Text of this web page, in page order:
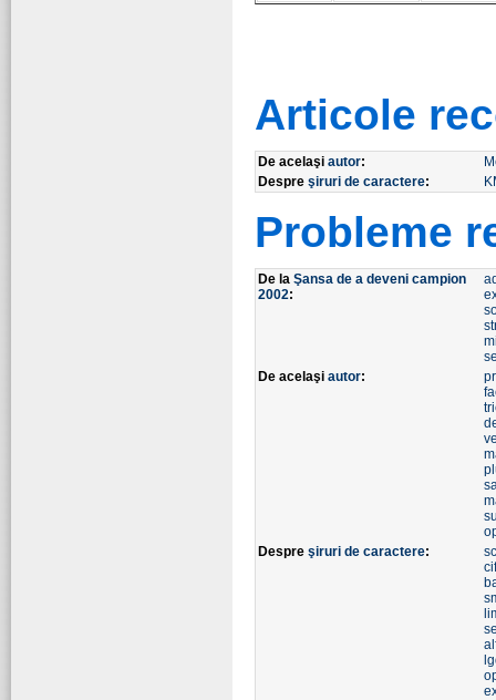
Articole
De acelaşi autor:
Despre şiruri de caractere:
Probleme
De la Şansa de a deveni campion
2002:
De acelaşi autor:
Despre şiruri de caractere: